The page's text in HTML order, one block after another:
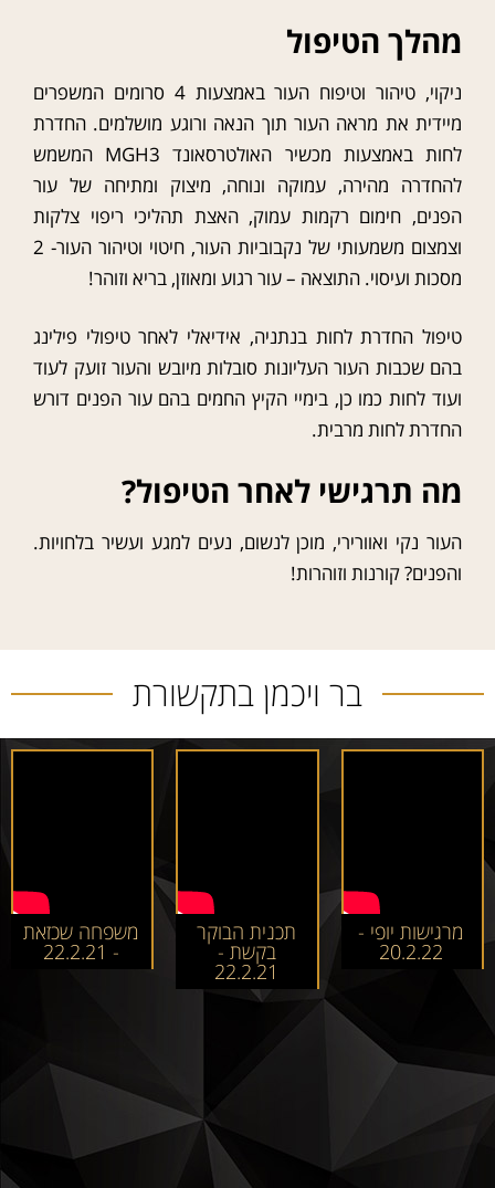
מהלך הטיפול
ניקוי, טיהור וטיפוח העור באמצעות 4 סרומים המשפרים
מיידית את מראה העור תוך הנאה ורוגע מושלמים. החדרת
לחות באמצעות מכשיר האולטרסאונד 3
MGH המשמש
להחדרה מהירה, עמוקה ונוחה, מיצוק ומתיחה של עור
הפנים, חימום רקמות עמוק, האצת תהליכי ריפוי צלקות
וצמצום משמעותי של נקבוביות העור, חיטוי וטיהור העור- 2
מסכות ועיסוי. התוצאה – עור רגוע ומאוזן, בריא וזוהר!
טיפול החדרת לחות בנתניה, אידיאלי לאחר טיפולי פילינג
בהם שכבות העור העליונות סובלות מיובש והעור זועק לעוד
ועוד לחות כמו כן, בימיי הקיץ החמים בהם עור הפנים דורש
החדרת לחות מרבית.
מה תרגישי לאחר הטיפול?
העור נקי ואוורירי, מוכן לנשום, נעים למגע ועשיר בלחויות.
והפנים? קורנות וזוהרות!
בר ויכמן בתקשורת
מרגישות יופי -
20.2.22
תכנית הבוקר
בקשת -
22.2.21
משפחה שכזאת
- 22.2.21